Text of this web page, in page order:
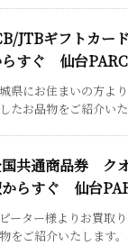
JTBギフトカ
すぐ 仙台
県にお住まいの方よ
たお品物をご紹介い
共通商品券 ク
らすぐ 仙台
ーター様よりお買取
をご紹介いたします